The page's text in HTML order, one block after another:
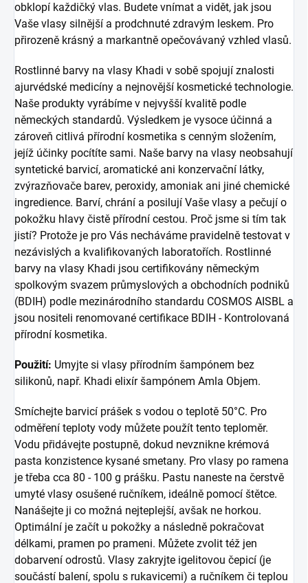
obklopí každičký vlas. Budete vnímat a vidět, jak jsou
Vaše vlasy silnější a prodchnuté zdravým leskem. Pro
přirozeně krásný a markantně opečovávaný vzhled vlasů.
Rostlinné barvy na vlasy Khadi v sobě spojují znalosti
ajurvédské medicíny a nejnovější kosmetické technologie.
Naše produkty vyrábíme v nejvyšší kvalitě podle
německých standardů. Výsledkem je vysoce účinná a
zároveň citlivá přírodní kosmetika s cenným složením,
jejíž účinky pocítíte sami. Naše barvy na vlasy neobsahují
syntetické barvicí, aromatické ani konzervační látky,
zvýrazňovače barev, peroxidy, amoniak ani jiné chemické
ingredience. Barví, chrání a posilují Vaše vlasy a pečují o
pokožku hlavy čistě přírodní cestou. Proč jsme si tím tak
jistí? Protože je pro Vás necháváme pravidelně testovat v
nezávislých a kvalifikovaných laboratořích. Rostlinné
barvy na vlasy Khadi jsou certifikovány německým
spolkovým svazem průmyslových a obchodních podniků
(BDIH) podle mezinárodního standardu COSMOS AISBL a
jsou nositeli renomované certifikace BDIH - Kontrolovaná
přírodní kosmetika.
Použití: Umyjte si vlasy přírodním šampónem bez
silikonů, např. Khadi elixír šampónem Amla Objem.
Smíchejte barvicí prášek s vodou o teplotě 50°C. Pro
odměření teploty vody můžete použít tento teploměr.
Vodu přidávejte postupně, dokud nevznikne krémová
pasta konzistence kysané smetany. Pro vlasy po ramena
je třeba cca 80 - 100 g prášku. Pastu naneste na čerstvě
umyté vlasy osušené ručníkem, ideálně pomocí štětce.
Nanášejte ji co možná nejteplejší, avšak ne horkou.
Optimální je začít u pokožky a následně pokračovat
délkami, pramen po prameni. Můžete zvolit též jen
dobarvení odrostů. Vlasy zakryjte igelitovou čepicí (je
součástí balení, spolu s rukavicemi) a ručníkem či teplou